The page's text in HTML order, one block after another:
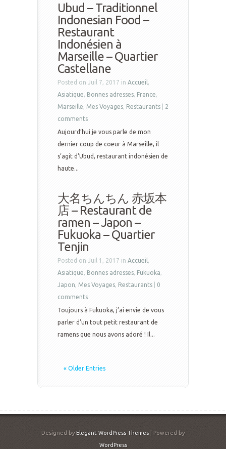
Ubud – Traditionnel
Indonesian Food –
Restaurant
Indonésien à
Marseille – Quartier
Castellane
Posted on Juil 7, 2017 in Accueil ,
Asiatique, Bonnes adresses, France,
Marseille, Mes Voyages, Restaurants
2
comments
Aujourd’hui je vous parle de mon
dernier coup de coeur à Marseille, il
s’agit d’Ubud, restaurant indonésien de
haute...
大名ちんちん 赤坂本
店 – Restaurant de
ramen – Japon –
Fukuoka – Quartier
Tenjin
Posted on Juil 1, 2017 in Accueil ,
Asiatique, Bonnes adresses, Fukuoka,
Japon, Mes Voyages, Restaurants
0
comments
Toujours à Fukuoka, j’ai envie de vous
parler d’un tout petit restaurant de
ramens que nous avons adoré ! Il...
« Older Entries
Designed byElegant WordPress Themes | Powered by
WordPress